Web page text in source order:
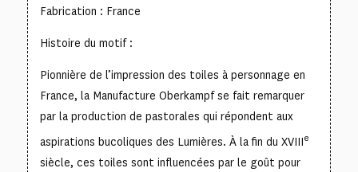
Fabrication : France
Histoire du motif :
Pionnière de l’impression des toiles à personnage en
France, la Manufacture Oberkampf se fait remarquer
par la production de pastorales qui répondent aux
aspirations bucoliques des Lumières. À la fin du XVIIIe
siècle, ces toiles sont influencées par le goût pour